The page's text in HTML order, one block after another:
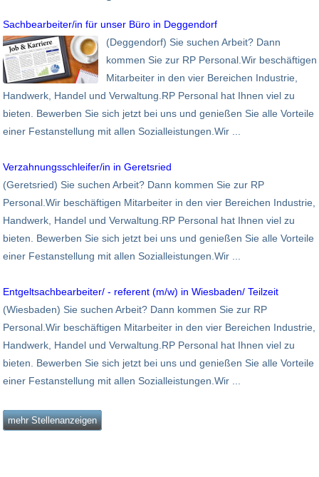
Sachbearbeiter/in für unser Büro in Deggendorf
(Deggendorf) Sie suchen Arbeit? Dann
kommen Sie zur RP Personal.Wir beschäftigen
Mitarbeiter in den vier Bereichen Industrie,
Handwerk, Handel und Verwaltung.RP Personal hat Ihnen viel zu
bieten. Bewerben Sie sich jetzt bei uns und genießen Sie alle Vorteile
einer Festanstellung mit allen Sozialleistungen.Wir ...
Verzahnungsschleifer/in in Geretsried
(Geretsried) Sie suchen Arbeit? Dann kommen Sie zur RP
Personal.Wir beschäftigen Mitarbeiter in den vier Bereichen Industrie,
Handwerk, Handel und Verwaltung.RP Personal hat Ihnen viel zu
bieten. Bewerben Sie sich jetzt bei uns und genießen Sie alle Vorteile
einer Festanstellung mit allen Sozialleistungen.Wir ...
Entgeltsachbearbeiter/ - referent (m/w) in Wiesbaden/ Teilzeit
(Wiesbaden) Sie suchen Arbeit? Dann kommen Sie zur RP
Personal.Wir beschäftigen Mitarbeiter in den vier Bereichen Industrie,
Handwerk, Handel und Verwaltung.RP Personal hat Ihnen viel zu
bieten. Bewerben Sie sich jetzt bei uns und genießen Sie alle Vorteile
einer Festanstellung mit allen Sozialleistungen.Wir ...
mehr Stellenanzeigen